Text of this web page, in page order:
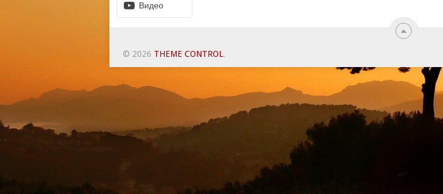
Видео
© 2026 THEME CONTROL.